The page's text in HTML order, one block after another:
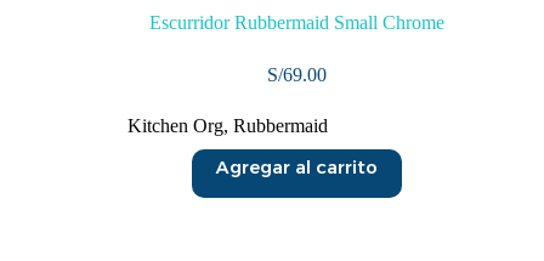
Escurridor Rubbermaid Small Chrome
S/69.00
Kitchen Org, Rubbermaid
Agregar al carrito